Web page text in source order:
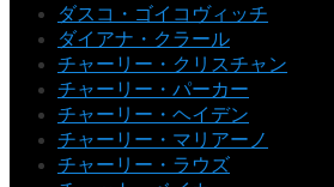
ダスコ・ゴイコヴィッチ
ダイアナ・クラール
チャーリー・クリスチャン
チャーリー・パーカー
チャーリー・ヘイデン
チャーリー・マリアーノ
チャーリー・ラウズ